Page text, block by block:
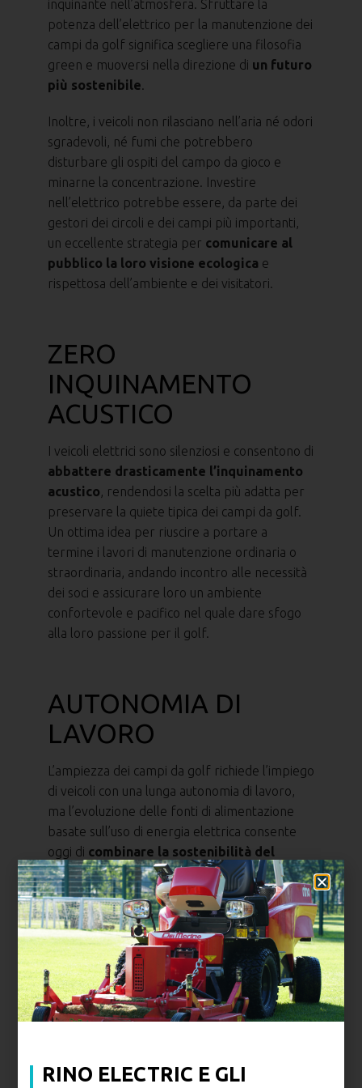
inquinante nell’atmosfera. Sfruttare la
potenza dell’elettrico per la manutenzione dei
campi da golf significa scegliere una filosofia
green e muoversi nella direzione di un futuro
più sostenibile.
Inoltre, i veicoli non rilasciano nell’aria né odori
sgradevoli, né fumi che potrebbero
disturbare gli ospiti del campo da gioco e
minarne la concentrazione. Investire
nell’elettrico potrebbe essere, da parte dei
gestori dei circoli e dei campi più importanti,
un eccellente strategia per comunicare al
pubblico la loro visione ecologica e
rispettosa dell’ambiente e dei visitatori.
ZERO
INQUINAMENTO
ACUSTICO
I veicoli elettrici sono silenziosi e consentono di
abbattere drasticamente l’inquinamento
acustico, rendendosi la scelta più adatta per
preservare la quiete tipica dei campi da golf.
Un ottima idea per riuscire a portare a
termine i lavori di manutenzione ordinaria o
straordinaria, andando incontro alle necessità
dei soci e assicurare loro un ambiente
confortevole e pacifico nel quale dare sfogo
alla loro passione per il golf.
AUTONOMIA DI
LAVORO
L’ampiezza dei campi da golf richiede l’impiego
di veicoli con una lunga autonomia di lavoro,
ma l’evoluzione delle fonti di alimentazione
basate sull’uso di energia elettrica consente
oggi di combinare la sostenibilità del
green con una lunga autonomia di lavoro.
Ad esempio, con una sola ricarica della sua
batteria da 48V, il modelloRINOpuò lavorare
fino a 6 ore ininterrottamente e muoversi fino
a 11 ore senza interruzioni.CaRINO
invece
può lavorare per 4 ore consecutive e ha
un’autonomia in movimento di ben 20 ore. Il
tempo di ricarica? Con una rete industriale solo
RINO ELECTRIC E GLI